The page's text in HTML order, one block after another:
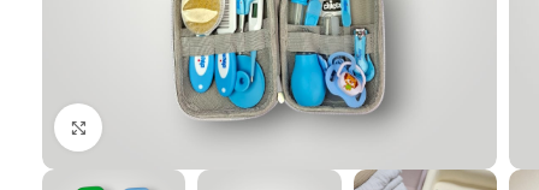
Click to enlarge